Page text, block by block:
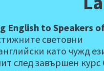
English to Speakers
световни
като чужд
след завършен курс